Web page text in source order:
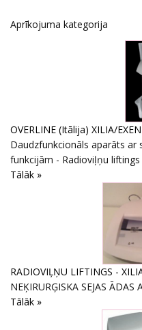
Aprīkojuma kategorija
OVERLINE (Itālija) XILIA/
Daudzfunkcionāls aparāts ar
funkcijām - Radioviļņu liftings
Tālāk »
RADIOVIĻŅU LIFTINGS -
NEĶIRURĢISKA SEJAS ĀDAS
Tālāk »